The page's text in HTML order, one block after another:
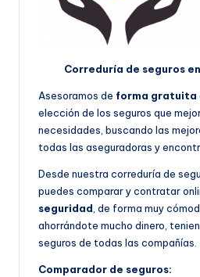
Correduría de seguros
Asesoramos de forma gratuita
elección de los seguros que
necesidades, buscando las
todas las aseguradoras y
Desde nuestra correduría de
puedes comparar y contratar
seguridad, de forma muy
ahorrándote mucho dinero,
seguros de todas las compañías.
Comparador de seguros: